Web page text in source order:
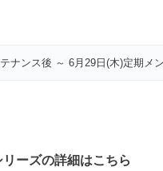
ナンス後 ～ 6月29日(木)定期メ
ーズの詳細はこちら